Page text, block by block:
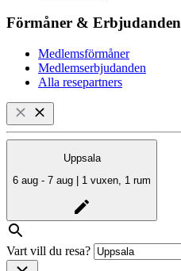
Förmåner & Erbjudanden
Medlemsförmåner
Medlemserbjudanden
Alla resepartners
Uppsala
6 aug - 7 aug | 1 vuxen, 1 rum
Vart vill du resa?